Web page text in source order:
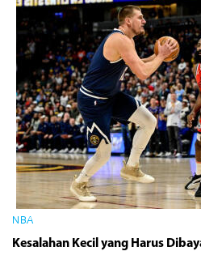
NBA
Kesalahan Kecil yang Harus